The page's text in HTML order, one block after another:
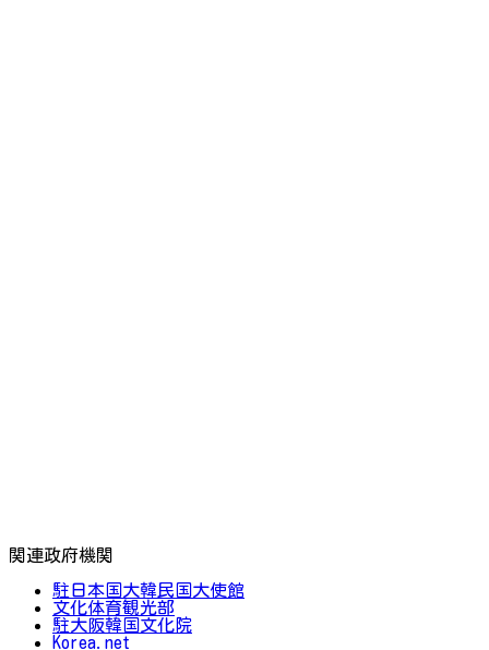
関連政府機関
駐日本国大韓民国大使館
文化体育観光部
駐大阪韓国文化院
Korea.net